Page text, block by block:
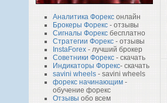
Аналитика Форекс онлайн
Брокеры Форекс - отзывы
Сигналы Форекс бесплатно
Стратегии Форекс - отзывы
InstaForex - лучший брокер
Советники Форекс - скачать
Индикаторы Форекс- скачать
savini wheels - savini wheels
форекс начинающим -
обучение форекс
Отзывы обо всем